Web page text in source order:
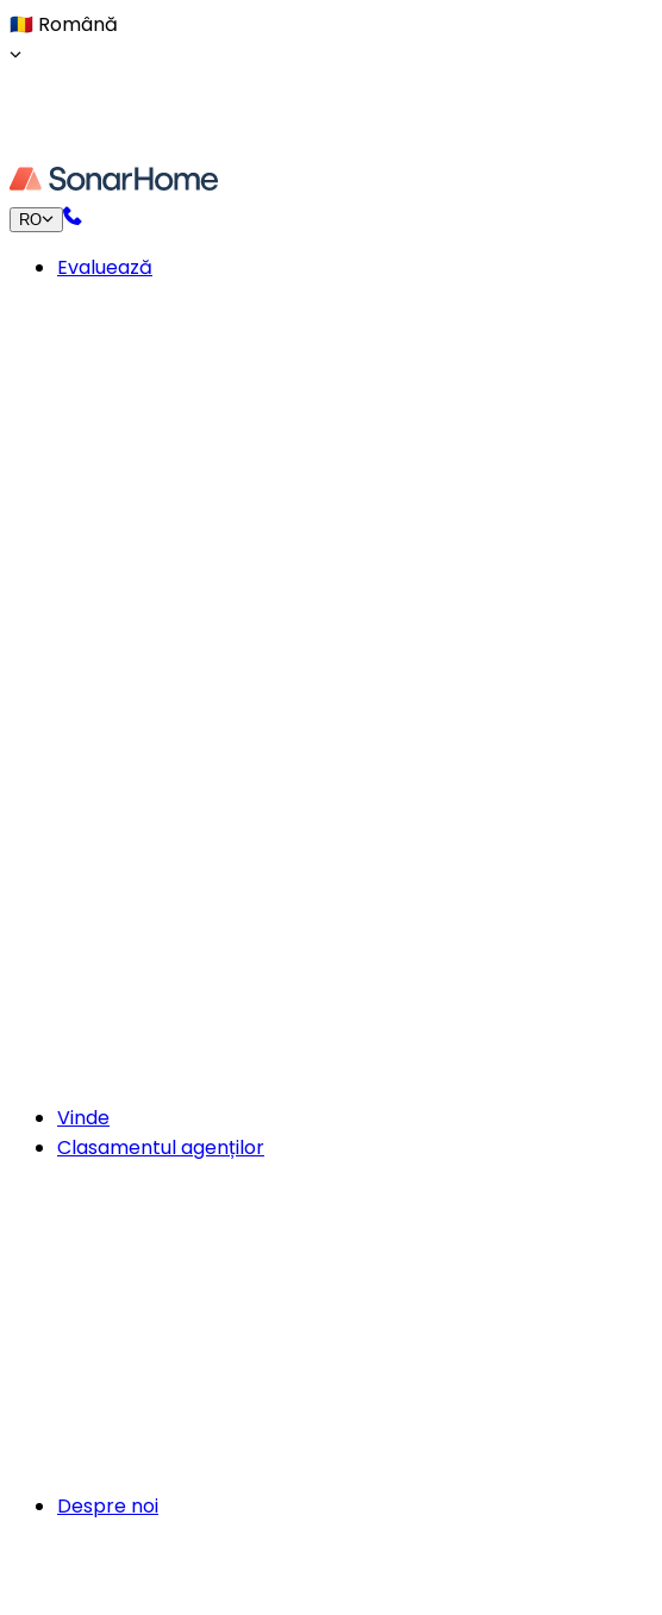
🇷🇴 Română
RO
Evaluează
Vinde
Clasamentul agenților
Despre noi